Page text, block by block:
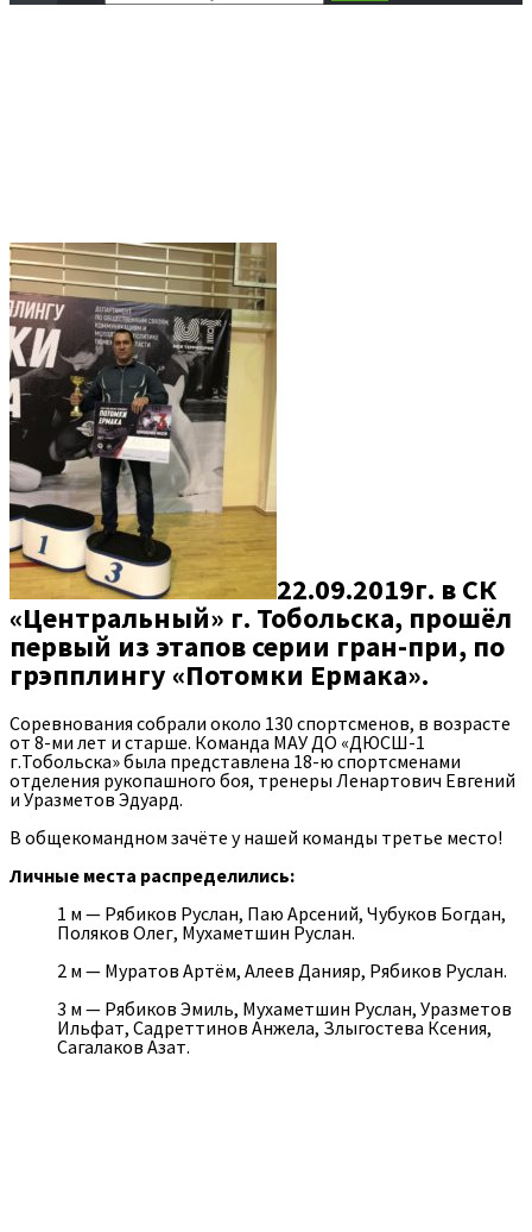
22.09.2019г. в СК
«Центральный» г. Тобольска, прошёл
первый из этапов серии гран-при, по
грэпплингу «Потомки Ермака».
Соревнования собрали около 130 спортсменов, в возрасте
от 8-ми лет и старше. Команда МАУ ДО «ДЮСШ-1
г.Тобольска» была представлена 18-ю спортсменами
отделения рукопашного боя, тренеры Ленартович Евгений
и Уразметов Эдуард.
В общекомандном зачёте у нашей команды третье место!
Личные места распределились:
1 м — Рябиков Руслан, Паю Арсений, Чубуков Богдан,
Поляков Олег, Мухаметшин Руслан.
2 м — Муратов Артём, Алеев Данияр, Рябиков Руслан.
3 м — Рябиков Эмиль, Мухаметшин Руслан, Уразметов
Ильфат, Садреттинов Анжела, Злыгостева Ксения,
Сагалаков Азат.